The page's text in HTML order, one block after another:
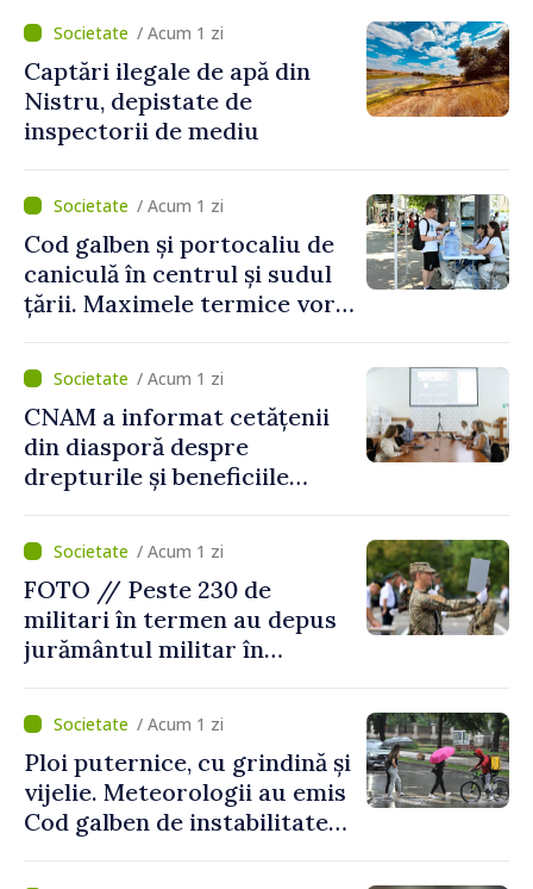
și a polițiștilor de frontieră
/ Acum 1 zi
Captări ilegale de apă din
Nistru, depistate de
inspectorii de mediu
/ Acum 1 zi
Cod galben și portocaliu de
caniculă în centrul și sudul
țării. Maximele termice vor
/ Acum 1 zi
CNAM a informat cetățenii
din diasporă despre
drepturile și beneficiile
/ Acum 1 zi
FOTO // Peste 230 de
militari în termen au depus
jurământul militar în
/ Acum 1 zi
Ploi puternice, cu grindină și
vijelie. Meteorologii au emis
Cod galben de instabilitate